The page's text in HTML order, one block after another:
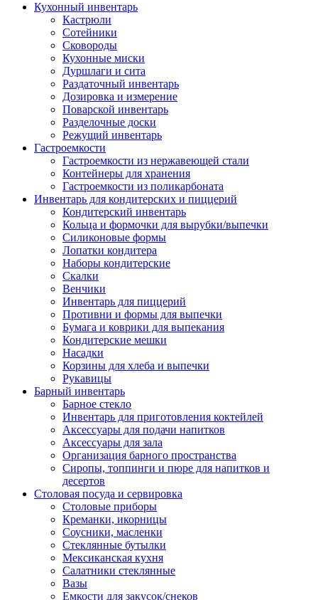
Кухонный инвентарь
Кастрюли
Сотейники
Сковороды
Кухонные миски
Дуршлаги и сита
Раздаточный инвентарь
Дозировка и измерение
Поварской инвентарь
Разделочные доски
Режущий инвентарь
Гастроемкости
Гастроемкости из нержавеющей стали
Контейнеры для хранения
Гастроемкости из поликарбоната
Инвентарь для кондитерских и пиццерий
Кондитерский инвентарь
Кольца и формочки для вырубки/выпечки
Силиконовые формы
Лопатки кондитера
Наборы кондитерские
Скалки
Венчики
Инвентарь для пиццерий
Противни и формы для выпечки
Бумага и коврики для выпекания
Кондитерские мешки
Насадки
Корзины для хлеба и выпечки
Рукавицы
Барный инвентарь
Барное стекло
Инвентарь для приготовления коктейлей
Аксессуары для подачи напитков
Аксессуары для зала
Организация барного пространства
Сиропы, топпинги и пюре для напитков и
десертов
Столовая посуда и сервировка
Столовые приборы
Креманки, икорницы
Соусники, масленки
Стеклянные бутылки
Мексиканская кухня
Салатники стеклянные
Вазы
Емкости для закусок/снеков